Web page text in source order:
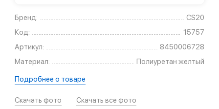
Бренд:
CS20
Код:
15757
Артикул:
8450006728
Материал:
Полиуретан желтый
Подробнее о товаре
Скачать фото Скачать все фото